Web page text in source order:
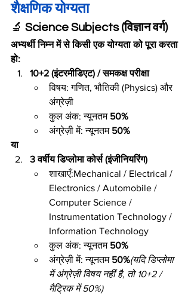
शैक्षणिक योग्यता
🔬 Science Subjects (विज्ञान वर्ग)
अभ्यर्थी निम्न में से किसी एक योग्यता को पूरा करता
हो:
10+2 (इंटरमीडिएट) / समकक्ष परीक्षा
विषय: गणित, भौतिकी (Physics) और
अंग्रेज़ी
कुल अंक: न्यूनतम 50%
अंग्रेज़ी में: न्यूनतम 50%
या
3 वर्षीय डिप्लोमा कोर्स (इंजीनियरिंग)
शाखाएँ:Mechanical / Electrical /
Electronics / Automobile /
Computer Science /
Instrumentation Technology /
Information Technology
कुल अंक: न्यूनतम 50%
अंग्रेज़ी में: न्यूनतम 50%(यदि डिप्लोमा
में अंग्रेज़ी विषय नहीं है, तो 10+2 /
मैट्रिक में 50%)